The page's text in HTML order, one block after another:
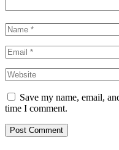
Save my name, email,
time I comment.